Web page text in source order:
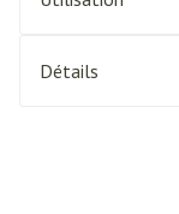
Détails